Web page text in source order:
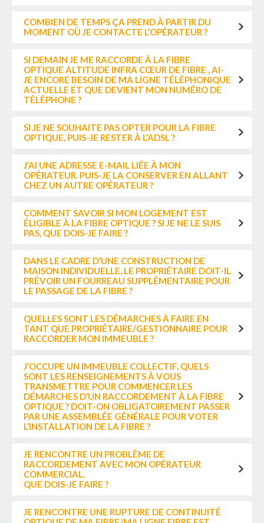
COMBIEN DE TEMPS ÇA PREND À PARTIR DU
MOMENT OÙ JE CONTACTE L’OPÉRATEUR ?
SI DEMAIN JE ME RACCORDE À LA FIBRE
OPTIQUE ALTITUDE INFRA CŒUR DE FIBRE , AI-
JE ENCORE BESOIN DE MA LIGNE TÉLÉPHONIQUE
ACTUELLE ET QUE DEVIENT MON NUMÉRO DE
TÉLÉPHONE ?
SI JE NE SOUHAITE PAS OPTER POUR LA FIBRE
OPTIQUE, PUIS-JE RESTER À L’ADSL ?
J’AI UNE ADRESSE E-MAIL LIÉE À MON
OPÉRATEUR. PUIS-JE LA CONSERVER EN ALLANT
CHEZ UN AUTRE OPÉRATEUR ?
COMMENT SAVOIR SI MON LOGEMENT EST
ÉLIGIBLE À LA FIBRE OPTIQUE ? SI JE NE LE SUIS
PAS, QUE DOIS-JE FAIRE ?
DANS LE CADRE D’UNE CONSTRUCTION DE
MAISON INDIVIDUELLE, LE PROPRIÉTAIRE DOIT-IL
PRÉVOIR UN FOURREAU SUPPLÉMENTAIRE POUR
LE PASSAGE DE LA FIBRE ?
QUELLES SONT LES DÉMARCHES À FAIRE EN
TANT QUE PROPRIÉTAIRE/GESTIONNAIRE POUR
RACCORDER MON IMMEUBLE ?
J’OCCUPE UN IMMEUBLE COLLECTIF, QUELS
SONT LES RENSEIGNEMENTS À VOUS
TRANSMETTRE POUR COMMENCER LES
DÉMARCHES D’UN RACCORDEMENT À LA FIBRE
OPTIQUE ? DOIT-ON OBLIGATOIREMENT PASSER
PAR UNE ASSEMBLÉE GÉNÉRALE POUR VOTER
L’INSTALLATION DE LA FIBRE ?
JE RENCONTRE UN PROBLÈME DE
RACCORDEMENT AVEC MON OPÉRATEUR
COMMERCIAL.
QUE DOIS-JE FAIRE ?
JE RENCONTRE UNE RUPTURE DE CONTINUITÉ